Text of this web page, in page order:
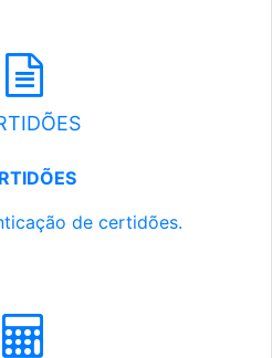
de certidões.